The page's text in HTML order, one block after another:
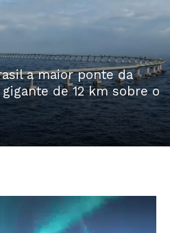
a maior ponte da
de 12 km sobre o